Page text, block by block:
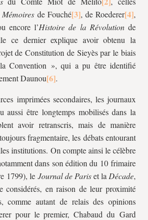
Mémoires de Fouché , de Roederer
,
encore l’Histoire de la Révolutionde
ce dernier explique avoir obtenu la
de Constitution de Sieyès par le biais
Convention », qui a pu être identifié
Daunou
.
imprimées secondaires, les journaux
aussi être longtemps mobilisés dans la
avoir retranscris, mais de manière
fragmentaire, les débats entourant
institutions. On compte ainsi le célèbre
dans son édition du 10 frimaire
1799), le Journal de Pariset la Décade,
considérés, en raison de leur proximité
comme autant de relais des opinions
pour le premier, Chabaud du Gard